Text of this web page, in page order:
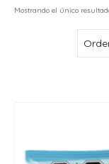
Mostrando el único